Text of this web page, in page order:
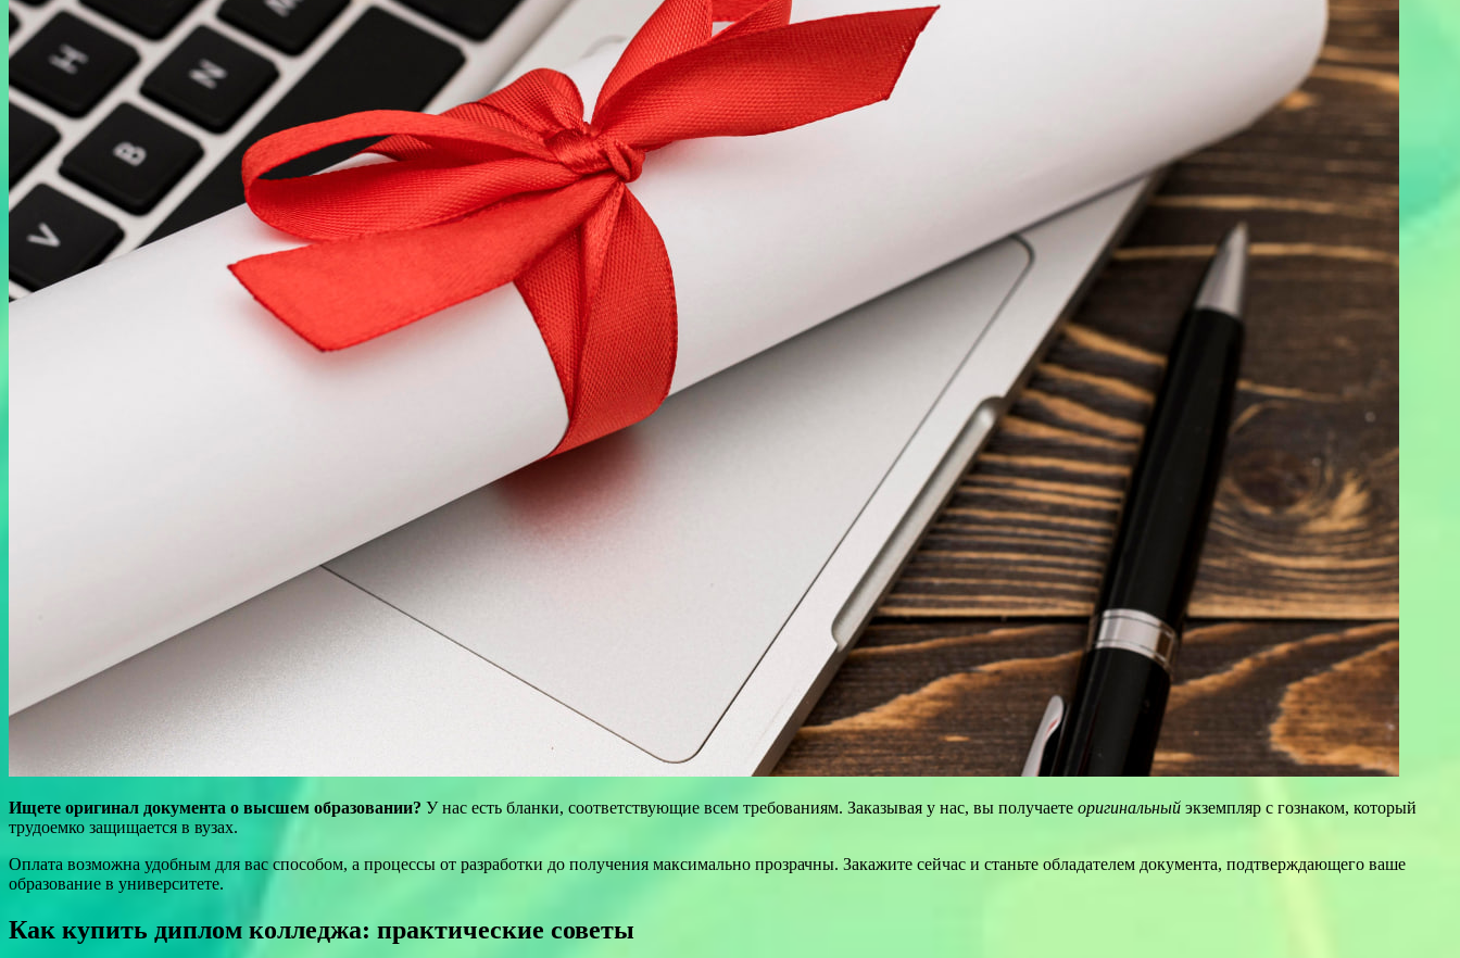
Ищете оригинал документа о высшем образовании? У нас есть бланки, соответствующие всем требованиям. Заказывая у нас, вы получаете оригинальный экземпляр с гознаком, который
трудоемко защищается в вузах.
Оплата возможна удобным для вас способом, а процессы от разработки до получения максимально прозрачны. Закажите сейчас и станьте обладателем документа, подтверждающего ваше
образование в университете.
Как купить диплом колледжа: практические советы